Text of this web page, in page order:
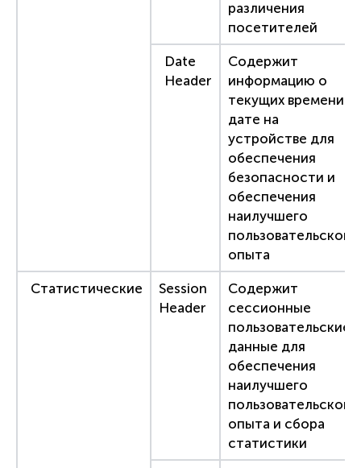
различения
посетителей
Date
Header
Содержит
информацию о
текущих времени и
дате на
устройстве для
обеспечения
безопасности и
обеспечения
наилучшего
пользовательского
опыта
Статистические
Session
Header
Содержит
сессионные
пользовательские
данные для
обеспечения
наилучшего
пользовательского
опыта и сбора
статистики